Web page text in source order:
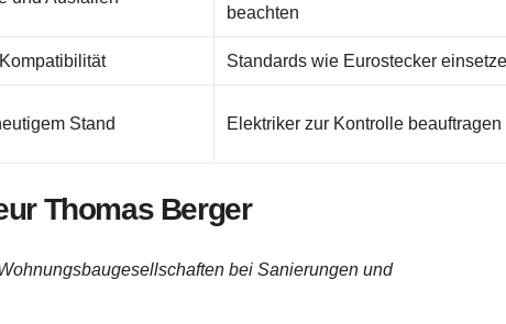
beachten
Standards wie Eurostecker
Stand Elektriker zur Kontrolle beauftragen
Thomas Berger
bei Sanierungen und